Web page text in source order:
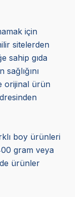
için
sitelerden
sahip gıda
orijinal ürün
boy ürünleri
gram veya
ürünler